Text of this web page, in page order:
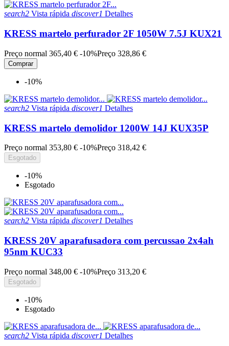
search2 Vista rápida discover1 Detalhes
KRESS martelo perfurador 2F 1050W 7.5J KUX21
Preço normal 365,40 € -10%Preço 328,86 €
Comprar
-10%
search2 Vista rápida discover1 Detalhes
KRESS martelo demolidor 1200W 14J KUX35P
Preço normal 353,80 € -10%Preço 318,42 €
Esgotado
-10%
Esgotado
search2 Vista rápida discover1 Detalhes
KRESS 20V aparafusadora com percussao 2x4ah
95nm KUC33
Preço normal 348,00 € -10%Preço 313,20 €
Esgotado
-10%
Esgotado
search2 Vista rápida discover1 Detalhes